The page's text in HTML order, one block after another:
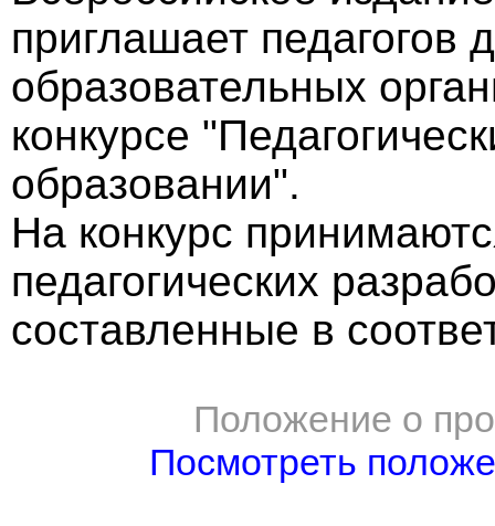
приглашает педагогов
образовательных
конкурсе
образовании".
На конкурс
педагогических
составленные в
Положение о
Посмотреть